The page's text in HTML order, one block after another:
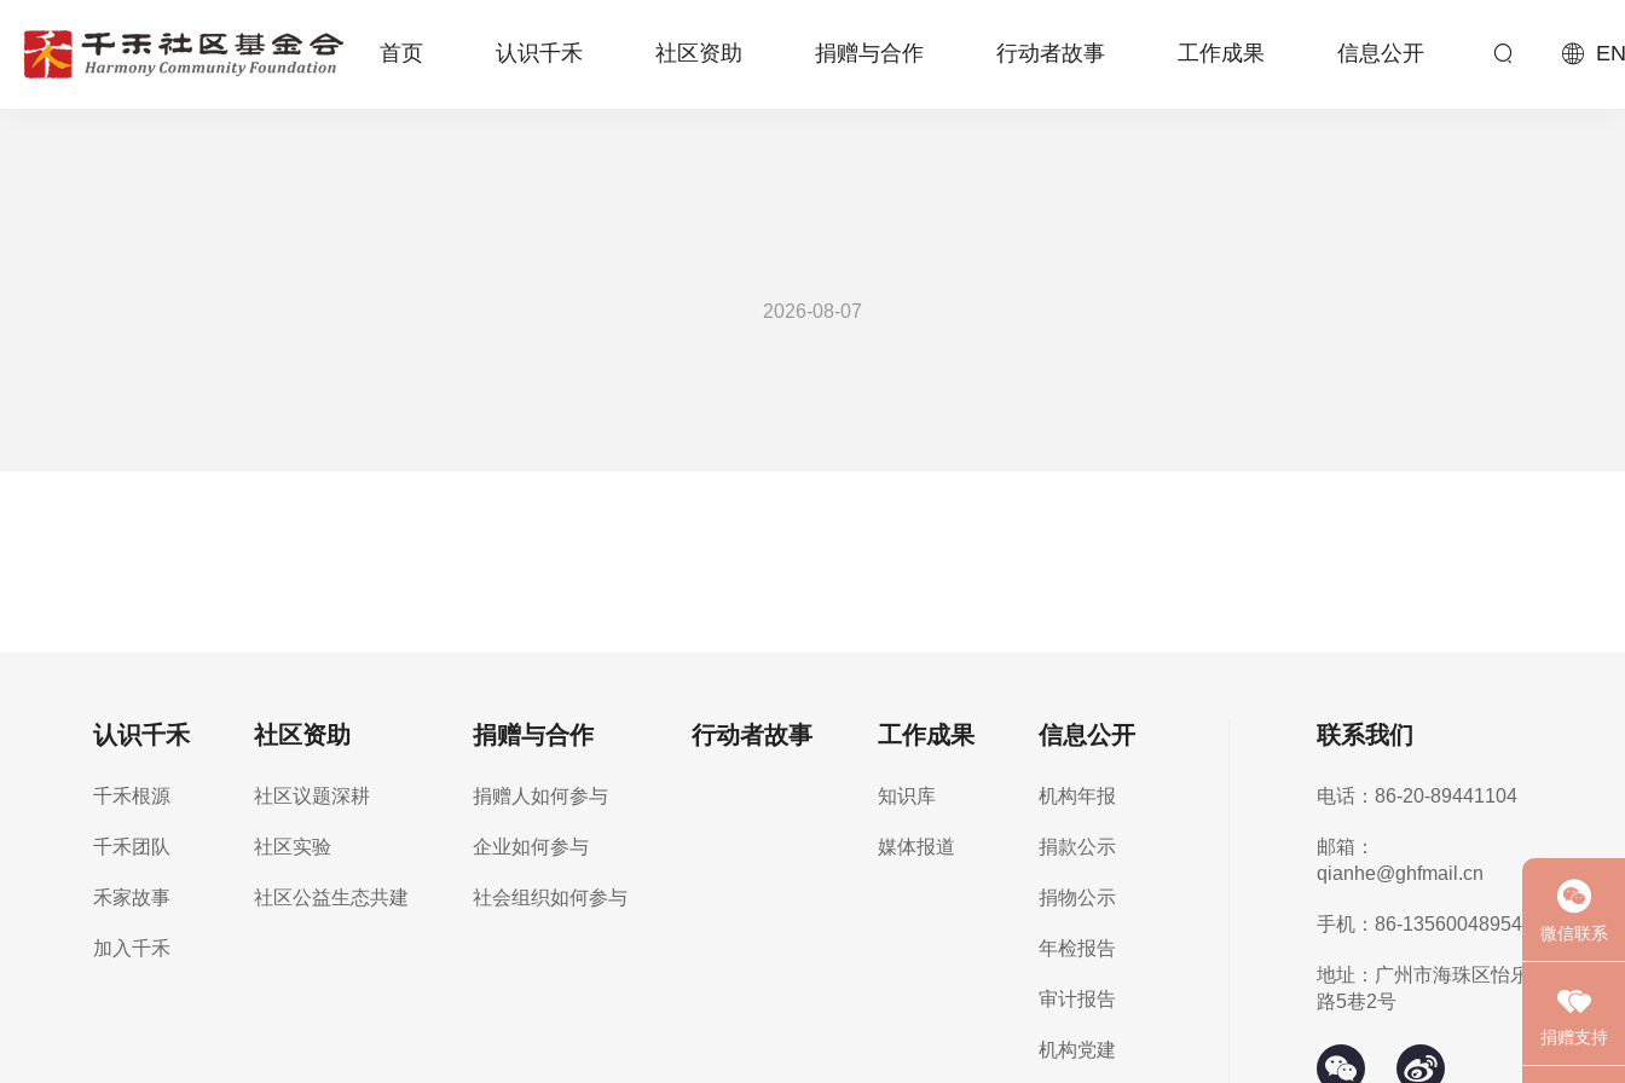
首页 认识千禾 社区资助 捐赠与合作 行动者故事 工作成果 信息公开
2026-08-07
认识千禾
千禾根源
千禾团队
禾家故事
加入千禾
社区资助
社区议题深耕
社区实验
社区公益生态共建
捐赠与合作
捐赠人如何参与
企业如何参与
社会组织如何参与
行动者故事 工作成果
知识库
媒体报道
信息公开
机构年报
捐款公示
捐物公示
年检报告
审计报告
机构党建
联系我们
电话：86-20-89441104
邮箱：
qianhe@ghfmail.cn
手机：86-13560048954
地址：广州市海珠区怡乐
路5巷2号
微信联系
捐赠支持